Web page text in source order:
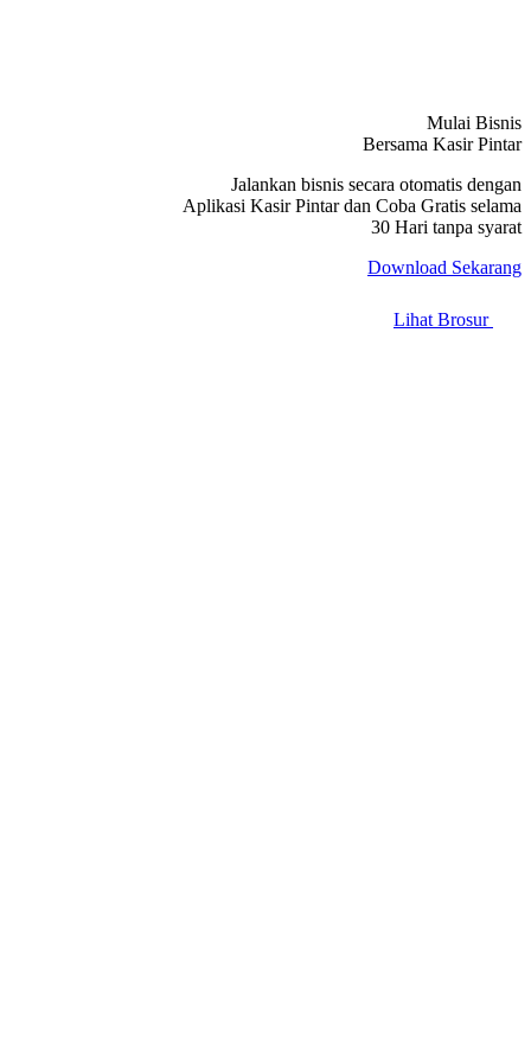
Mulai Bisnis
Bersama Kasir Pintar
Jalankan bisnis secara otomatis dengan
Aplikasi Kasir Pintar dan Coba Gratis selama
30 Hari tanpa syarat
Download Sekarang
Lihat Brosur